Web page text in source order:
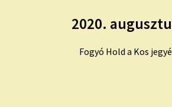
2020.
Fogyó Hold a Kos